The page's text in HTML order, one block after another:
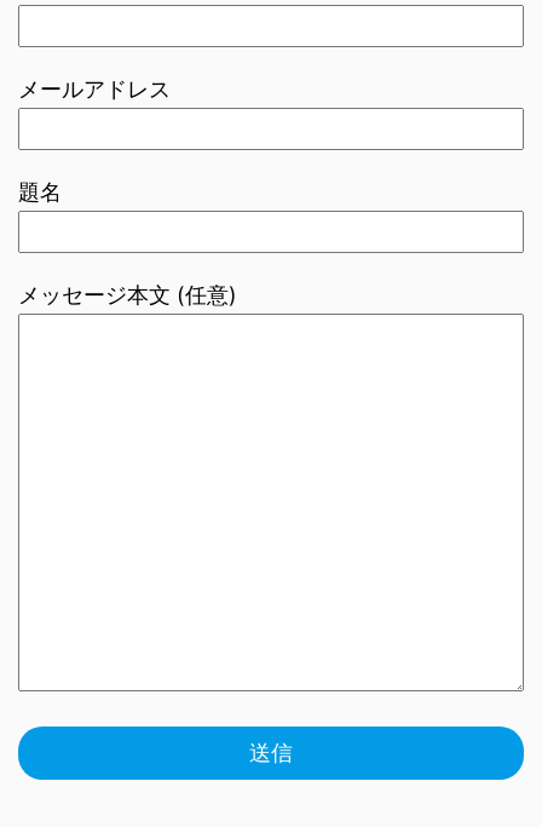
メールアドレス
題名
メッセージ本文 (任意)